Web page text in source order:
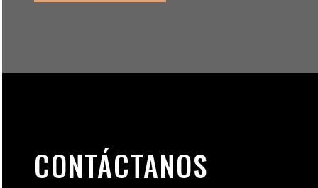
CONTÁCTANOS